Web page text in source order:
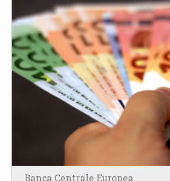
Banca Centrale Europea